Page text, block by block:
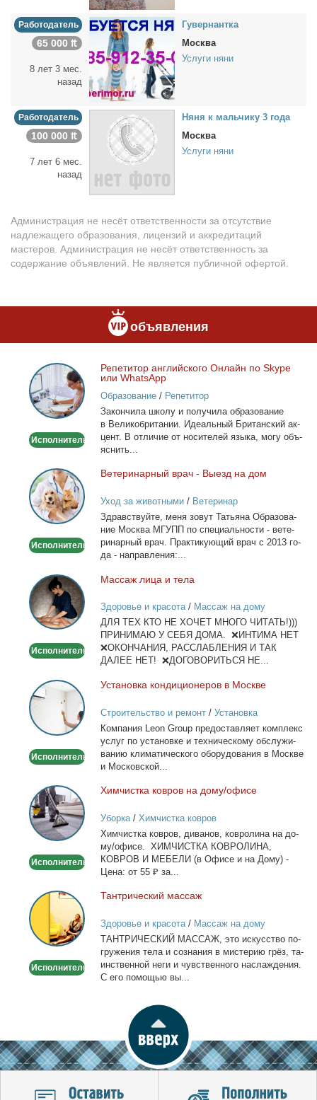
Работодатель
65 000 ₶
8 лет 3 мес.
назад
Гу­вер­нант­ка
Москва
Услуги няни
Работодатель
100 000 ₶
7 лет 6 мес.
назад
Ня­ня к маль­чи­ку 3 го­да
Москва
Услуги няни
Администрация не несёт ответственности за отсутствие
надлежащего образования, лицензий и аккредитаций
мастеров. Администрация не несёт ответственность за
содержание объявлений. Не является публичной офертой.
объявления
Репетитор
английского
Онлайн
по
или
Исполнитель
Ре­пе­ти­тор ан­глий­ско­го Он­лайн по Skype
или WhatsApp
Образование/ Репетитор
За­кон­чи­ла шко­лу и по­лу­чи­ла об­ра­зо­ва­ние
в Ве­ли­ко­бри­та­нии. Иде­аль­ный Бри­тан­ский ак­
цент. В от­ли­чие от но­си­те­лей язы­ка, мо­гу объ­
яс­нить...
Ветеринарный
врач
-
Выезд
дом
Исполнитель
Ве­те­ри­нар­ный врач - Вы­езд на дом
Уход за животными/ Ветеринар
Здрав­ствуй­те, ме­ня зо­вут Та­тья­на Об­ра­зо­ва­
ние Москва МГУПП по спе­ци­аль­но­сти - ве­те­
ри­нар­ный врач. Прак­ти­ку­ю­щий врач с 2013 го­
да - на­прав­ле­ния:...
Массаж
лица
и
тела
Исполнитель
Мас­саж ли­ца и те­ла
Здоровье и красота/ Массаж на дому
ДЛЯ ТЕХ КТО НЕ ХОЧЕТ МНОГО ЧИТАТЬ!)))
ПРИНИМАЮ У СЕБЯ ДОМА. ❌ИНТИМА НЕТ
❌ОКОНЧАНИЯ, РАССЛАБЛЕНИЯ И ТАК
ДАЛЕЕ НЕТ! ❌ДОГОВОРИТЬСЯ НЕ...
Установка
кондиционеров
в
Москве
Исполнитель
Уста­нов­ка кон­ди­ци­о­не­ров в Москве
Строительство и ремонт/ Установка
кондиционеров
Ком­па­ния Leon Group предо­став­ля­ет ком­плекс
услуг по уста­нов­ке и тех­ни­че­ско­му об­слу­жи­
ва­нию кли­ма­ти­че­ско­го обо­ру­до­ва­ния в Москве
и Мос­ков­ской...
Химчистка
ковров
на
дому/
Исполнитель
Хим­чист­ка ков­ров на до­му/офи­се
Уборка/ Химчистка ковров
Хим­чист­ка ков­ров, ди­ва­нов, ков­ро­ли­на на до­
му/офи­се. ХИМЧИСТКА КОВРОЛИНА,
КОВРОВ И МЕБЕЛИ (в Офи­се и на До­му) -
Це­на: от 55 ₽ за...
Тантрический
массаж
Исполнитель
Тан­три­че­ский мас­саж
Здоровье и красота/ Массаж на дому
ТАНТРИЧЕСКИЙ МАССАЖ, это ис­кус­ство по­
гру­же­ния те­ла и со­зна­ния в ми­сте­рию грёз, та­
ин­ствен­ной неги и чув­ствен­но­го на­сла­жде­ния.
С его по­мо­щью вы...